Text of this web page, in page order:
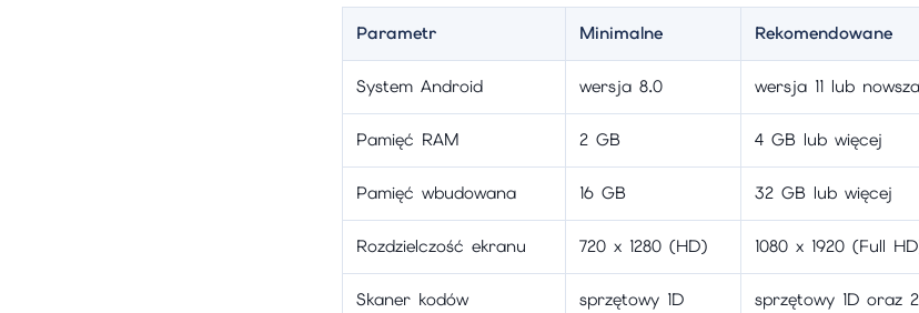
Parametr Minimalne Rekomendowane
System Android wersja 8.0 wersja 11 lub nowsza
Pamięć RAM 2 GB 4 GB lub więcej
Pamięć wbudowana 16 GB 32 GB lub więcej
Rozdzielczość ekranu 720 x 1280 (HD) 1080 x 1920 (Full
Skaner kodów sprzętowy 1D sprzętowy 1D oraz